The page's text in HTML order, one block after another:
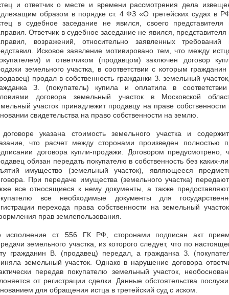
и ответчик о месте и времени рассмотрения дела
образом в порядке ст. 4 ФЗ «О третейских судах в
в судебное заседание не явился, своего представителя
Ответчик в судебное заседание не явился, представителя
возражений, относительно заявленных требований
Исковое заявление мотивировано тем, что между
и ответчиком (продавцом) заключен договор
земельного участка, в соответствии с которым
продал в собственность гражданки З. земельный
З. (покупатель) купила и оплатила в
договора земельный участок в Московской
участок принадлежит продавцу на праве собственности
свидетельства на право собственности на землю.
указана стоимость земельного участка и
что расчет между сторонами произведен полностью
договора купли-продажи. Договором предусмотрено,
обязан передать покупателю в собственность без каких-
имущество (земельный участок), являющееся
При передаче имущества (земельного участка)
все относящиеся к нему документы, а также
все необходимые документы для
перехода права собственности на земельный
прав землепользования.
исполнение ст. 556 ГК РФ, сторонами подписан акт
земельного участка, из которого следует, что по
гражданин В. (продавец) передал, а гражданка З.
земельный участок. Однако в нарушение договора
передав покупателю земельный участок,
от регистрации сделки. Данные обстоятельства
для обращения истца в третейский суд с иском.